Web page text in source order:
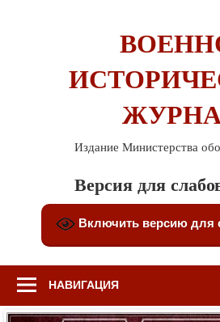
Издание Министерства
Версия для
Включить версию для
НАВИГАЦИЯ